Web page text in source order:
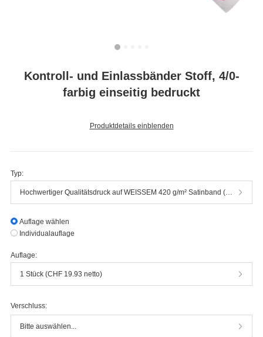
Kontroll- und Einlassbänder Stoff, 4/0-
farbig einseitig bedruckt
Produktdetails einblenden
Typ:
Auflage wählen
Individualauflage
Auflage:
1 Stück (CHF 19.93 netto)
Verschluss:
Bitte auswählen...